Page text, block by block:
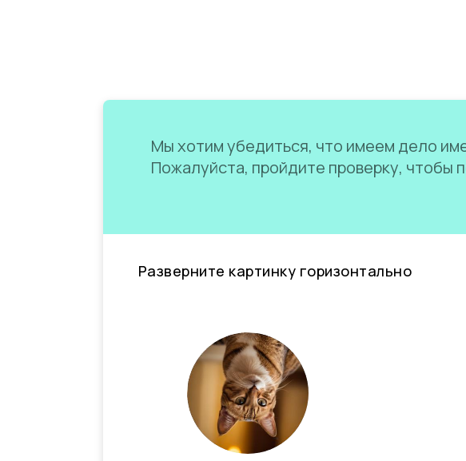
Мы хотим убедиться, что имеем дело
Пожалуйста, пройдите проверку, чтобы
Разверните картинку горизонтально